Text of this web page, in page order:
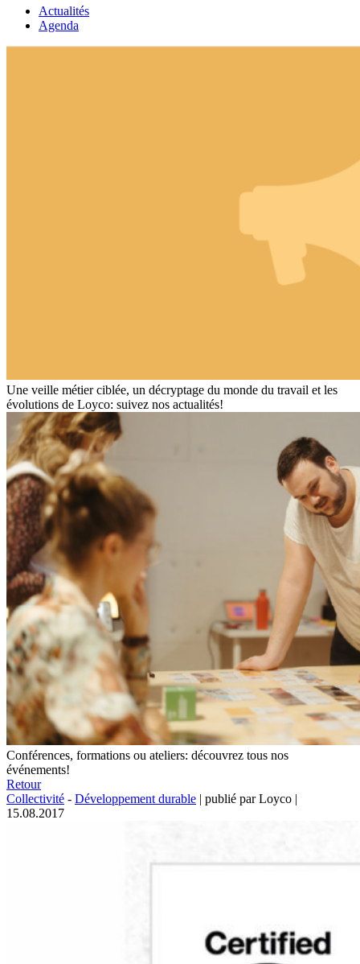
Actualités
Agenda
Une veille métier ciblée, un décryptage du monde du travail et les
évolutions de Loyco: suivez nos actualités!
Conférences, formations ou ateliers: découvrez tous nos
événements!
Retour
Collectivité - Développement durable | publié par Loyco |
15.08.2017